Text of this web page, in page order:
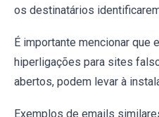
os destinatários
É importante mencionar
hiperligações para sites
abertos, podem levar à
Exemplos de emails